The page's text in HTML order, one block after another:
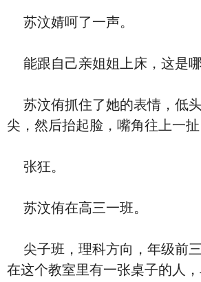
苏汶婧呵了一声。
能跟自己亲姐姐上床，这是
苏汶侑抓住了她的表情，低
尖，然后抬起脸，嘴角往上一扯
张狂。
苏汶侑在高三一班。
尖子班，理科方向，年级前
在这个教室里有一张桌子的人